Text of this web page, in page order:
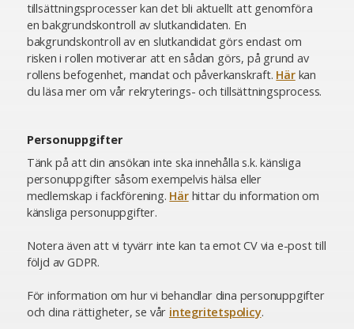
tillsättningsprocesser kan det bli aktuellt att genomföra
en bakgrundskontroll av slutkandidaten. En
bakgrundskontroll av en slutkandidat görs endast om
risken i rollen motiverar att en sådan görs, på grund av
rollens befogenhet, mandat och påverkanskraft. Härkan
du läsa mer om vår rekryterings- och tillsättningsprocess.
Personuppgifter
Tänk på att din ansökan inte ska innehålla s.k. känsliga
personuppgifter såsom exempelvis hälsa eller
medlemskap i fackförening. Härhittar du information om
känsliga personuppgifter.
Notera även att vi tyvärr inte kan ta emot CV via e-post till
följd av GDPR.
För information om hur vi behandlar dina personuppgifter
och dina rättigheter, se vår integritetspolicy.